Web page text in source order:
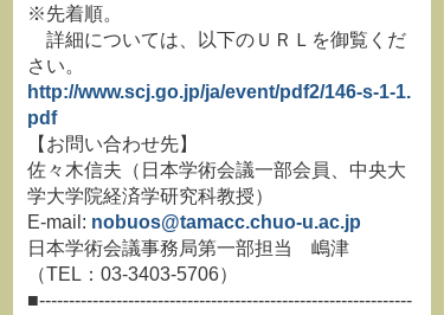
※先着順。
詳細については、以下のＵＲＬを御覧くだ
さい。
http://www.scj.go.jp/ja/event/pdf2/146-s-1-1.
pdf
【お問い合わせ先】
佐々木信夫（日本学術会議一部会員、中央大
学大学院経済学研究科教授）
E-mail: nobuos@tamacc.chuo-u.ac.jp
日本学術会議事務局第一部担当 嶋津
（TEL：03-3403-5706）
■---------------------------------------------------------------